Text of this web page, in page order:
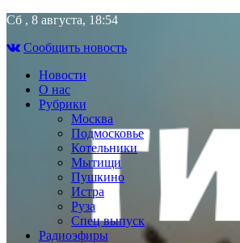
Skip
content
Сб , 8 августа, 18:54
Сообщить новость
Новости
О нас
Рубрики
Москва
Подмосковье
Котельники
Мытищи
Пушкино
Истра
Руза
Спец выпуск
Радиоэфиры